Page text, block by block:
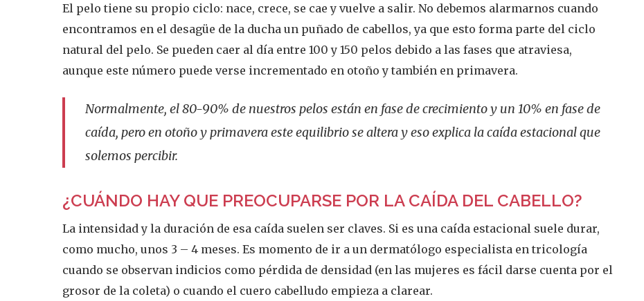
El pelo tiene su propio ciclo: nace, crece, se cae y vuelve a salir. No debemos alarmarnos cuando
encontramos en el desagüe de la ducha un puñado de cabellos, ya que esto forma parte del ciclo
natural del pelo. Se pueden caer al día entre 100 y 150 pelos debido a las fases que atraviesa,
aunque este número puede verse incrementado en otoño y también en primavera.
Normalmente, el 80-90% de nuestros pelos están en fase de crecimiento y un 10% en fase de
caída, pero en otoño y primavera este equilibrio se altera y eso explica la caída estacional que
solemos percibir.
¿CUÁNDO HAY QUE PREOCUPARSE POR LA CAÍDA DEL CABELLO?
La intensidad y la duración de esa caída suelen ser claves. Si es una caída estacional suele durar,
como mucho, unos 3 – 4 meses. Es momento de ir a un dermatólogo especialista en tricología
cuando se observan indicios como pérdida de densidad (en las mujeres es fácil darse cuenta por el
grosor de la coleta) o cuando el cuero cabelludo empieza a clarear.